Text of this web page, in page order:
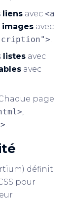
liens avec<a
images avec
.
listes avec
avec
page
,
.
définit
pour